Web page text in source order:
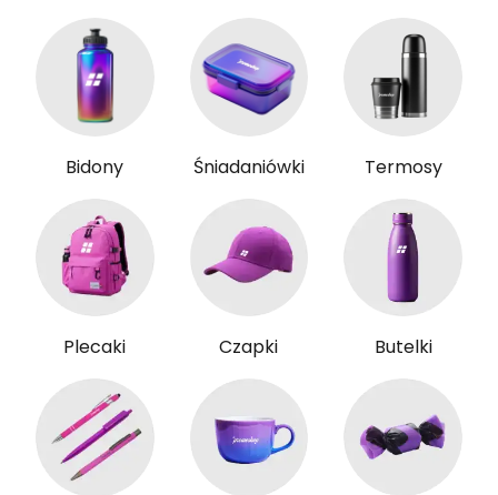
Bidony Śniadaniówki Termosy
Plecaki Czapki Butelki